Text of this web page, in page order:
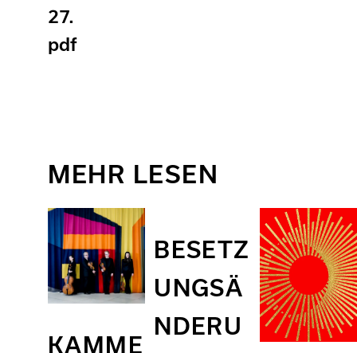
27.
pdf
MEHR LESEN
KAMME
BESETZ
UNGSÄ
NDERU